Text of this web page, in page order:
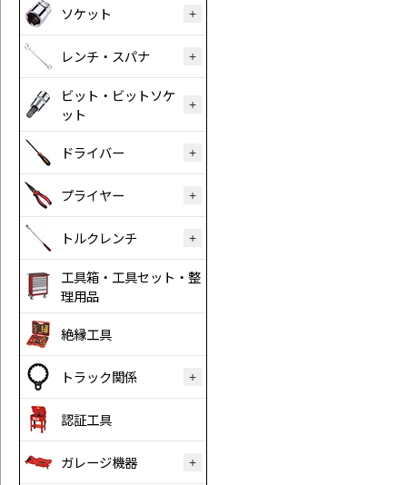
ソケット
レンチ・スパナ
ビット・ビットソケ
ット
ドライバー
プライヤー
トルクレンチ
工具箱・工具セット・整
理用品
絶縁工具
トラック関係
認証工具
ガレージ機器